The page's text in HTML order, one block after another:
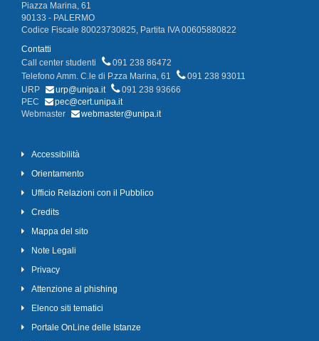
Piazza Marina, 61
90133 - PALERMO
Codice Fiscale 80023730825, Partita IVA 00605880822
Contatti
Call center studenti
091 238 86472
Telefono Amm. C.le di P.zza Marina, 61
091 238 93011
URP
urp@unipa.it
091 238 93666
PEC
pec@cert.unipa.it
Webmaster
webmaster@unipa.it
Accessibilità
Orientamento
Ufficio Relazioni con il Pubblico
Credits
Mappa del sito
Note Legali
Privacy
Attenzione al phishing
Elenco siti tematici
Portale OnLine delle Istanze